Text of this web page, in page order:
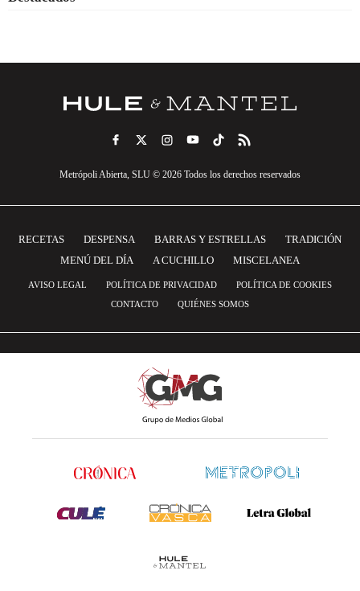
Metrópoli Abierta, SLU © 2026 Todos los derechos reservados
RECETAS DESPENSA BARRAS Y ESTRELLAS
TRADICIÓN
MENÚ DEL DÍA
A CUCHILLO MISCELANEA
AVISO LEGAL POLÍTICA DE PRIVACIDAD
POLÍTICA DE COOKIES
CONTACTO
QUIÉNES SOMOS